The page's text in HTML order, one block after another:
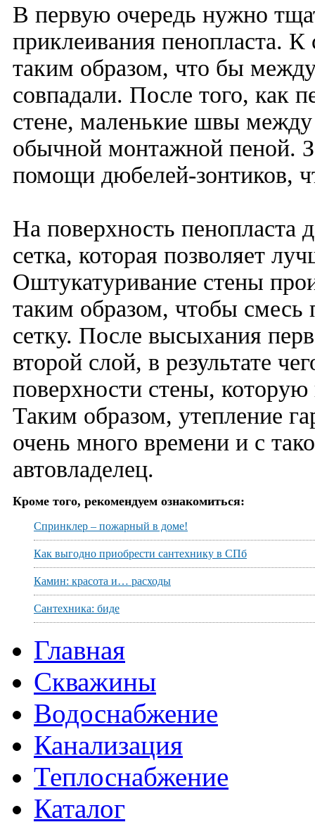
В первую очередь нужно
приклеивания пенопласта. К
таким образом, что бы
совпадали. После того, как
стене, маленькие швы
обычной монтажной пеной.
помощи дюбелей-зонтиков,
На поверхность пенопласта
сетка, которая позволяет
Оштукатуривание стены
таким образом, чтобы
сетку. После высыхания
второй слой, в результате
поверхности стены,
Таким образом, утепление
очень много времени и с
автовладелец.
Кроме того, рекомендуем ознакомиться:
Спринклер – пожарный в доме!
Как выгодно приобрести сантехнику в СПб
Камин: красота и… расходы
Сантехника: биде
Главная
Скважины
Водоснабжение
Канализация
Теплоснабжение
Каталог